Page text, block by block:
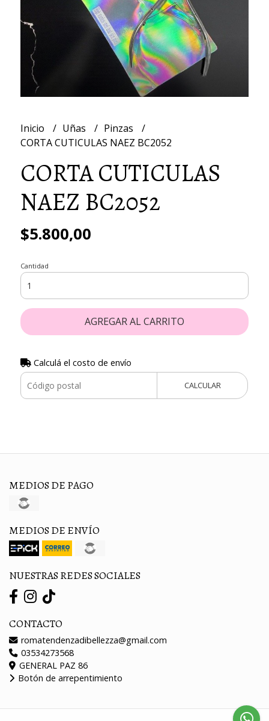
Inicio Uñas
Pinzas
CORTA CUTICULAS NAEZ BC2052
CORTA CUTICULAS
NAEZ BC2052
$5.800,00
Cantidad
AGREGAR AL CARRITO
Calculá el costo de envío
CALCULAR
MEDIOS DE PAGO
MEDIOS DE ENVÍO
NUESTRAS REDES SOCIALES
CONTACTO
romatendenzadibellezza@gmail.com
03534273568
GENERAL PAZ 86
Botón de arrepentimiento